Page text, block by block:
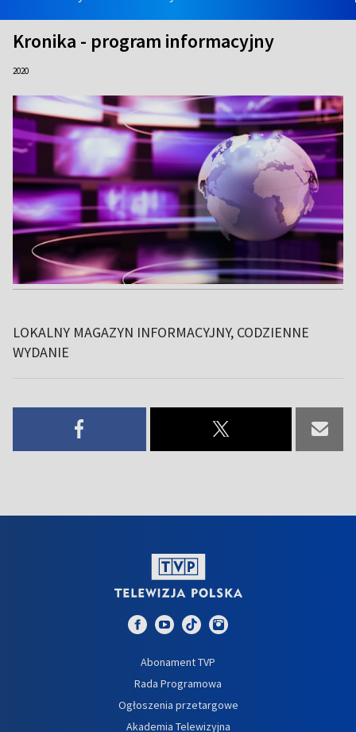
Kronika - program informacyjny
2020
LOKALNY MAGAZYN INFORMACYJNY, CODZIENNE
WYDANIE
Abonament TVP
Rada Programowa
Ogłoszenia przetargowe
Akademia Telewizyjna